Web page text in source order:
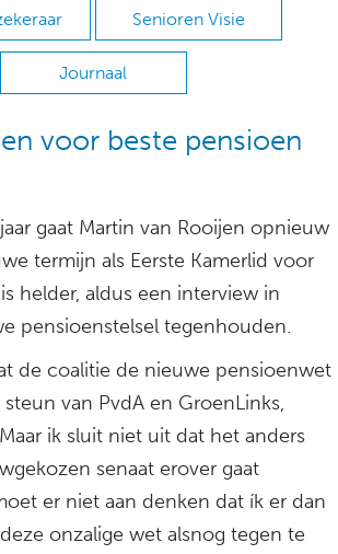
Senioren Visie
Journaal
voor beste pensioen
gaat Martin van Rooijen opnieuw
termijn als Eerste Kamerlid voor
helder, aldus een interview in
pensioenstelsel tegenhouden.
de coalitie de nieuwe pensioenwet
van PvdA en GroenLinks,
ik sluit niet uit dat het anders
senaat erover gaat
er niet aan denken dat ík er dan
onzalige wet alsnog tegen te